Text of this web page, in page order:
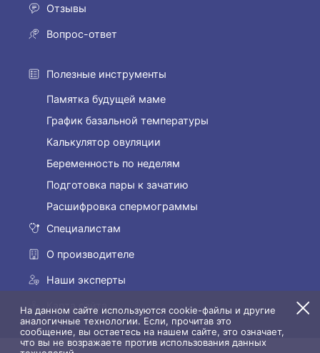
Отзывы
Вопрос-ответ
Полезные инструменты
Памятка будущей маме
График базальной температуры
Калькулятор овуляции
Беременность по неделям
Подготовка пары к зачатию
Расшифровка спермограммы
Специалистам
О производителе
Наши эксперты
Карта сайта
На данном сайте используются cookie-файлы и другие
аналогичные технологии. Если, прочитав это
сообщение, вы остаетесь на нашем сайте, это означает,
что вы не возражаете против использования данных